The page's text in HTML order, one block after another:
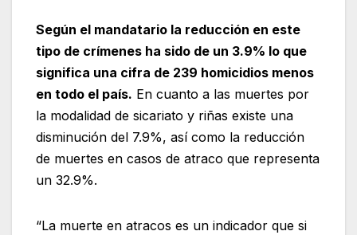
Según el mandatario la reducción en este
tipo de crímenes ha sido de un 3.9% lo que
significa una cifra de 239 homicidios menos
en todo el país. En cuanto a las muertes por
la modalidad de sicariato y riñas existe una
disminución del 7.9%, así como la reducción
de muertes en casos de atraco que representa
un 32.9%.
“La muerte en atracos es un indicador que si